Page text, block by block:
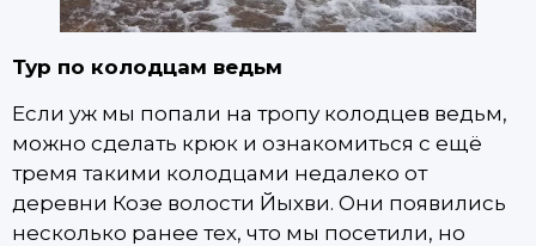
Тур по колодцам ведьм
Если уж мы попали на тропу колодцев ведьм,
можно сделать крюк и ознакомиться с ещё
тремя такими колодцами недалеко от
деревни Козе волости Йыхви. Они появились
несколько ранее тех, что мы посетили, но